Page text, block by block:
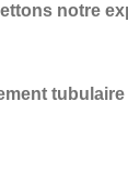
notre